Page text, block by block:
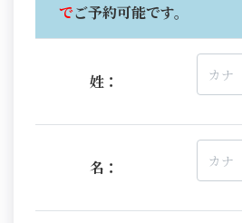
でご予約可能です。
姓：
名：